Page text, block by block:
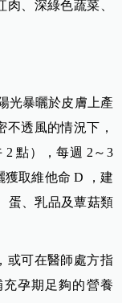
、深綠色蔬菜、
光暴曬於皮膚上產
透風的情況下，
2 點），每週 2～3
獲取維他命 D ，建
蛋、乳品及蕈菇類
或可在醫師處方指
孕期足夠的營養